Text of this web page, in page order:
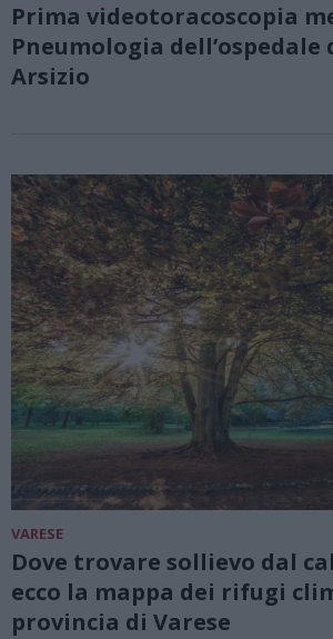
Prima videotoracoscopia
Pneumologia dell’ospedale
Arsizio
VARESE
Dove trovare sollievo dal
ecco la mappa dei rifugi
provincia di Varese